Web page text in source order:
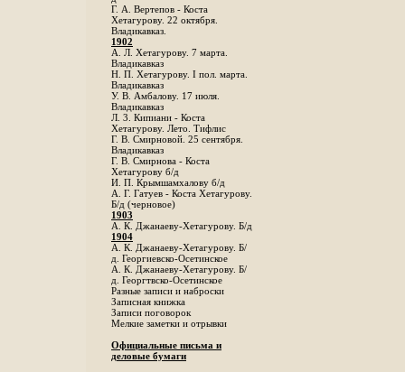
Г. А. Вертепов - Коста
Хетагурову. 22 октября.
Владикавказ.
1902
А. Л. Хетагурову. 7 марта.
Владикавказ
Н. П. Хетагурову. I пол. марта.
Владикавказ
У. В. Амбалову. 17 июля.
Владикавказ
Л. 3. Кипиани - Коста
Хетагурову. Лето. Тифлис
Г. В. Смирновой. 25 сентября.
Владикавказ
Г. В. Смирнова - Коста
Хетагурову б/д
И. П. Крымшамхалову б/д
А. Г. Гатуев - Коста Хетагурову.
Б/д (черновое)
1903
А. К. Джанаеву-Хетагурову. Б/д
1904
А. К. Джанаеву-Хетагурову. Б/
д. Георгиевско-Осетинское
А. К. Джанаеву-Хетагурову. Б/
д. Георгтвско-Осетинское
Разные записи и наброски
Записная книжка
Записи поговорок
Мелкие заметки и отрывки
Официальные письма и
деловые бумаги